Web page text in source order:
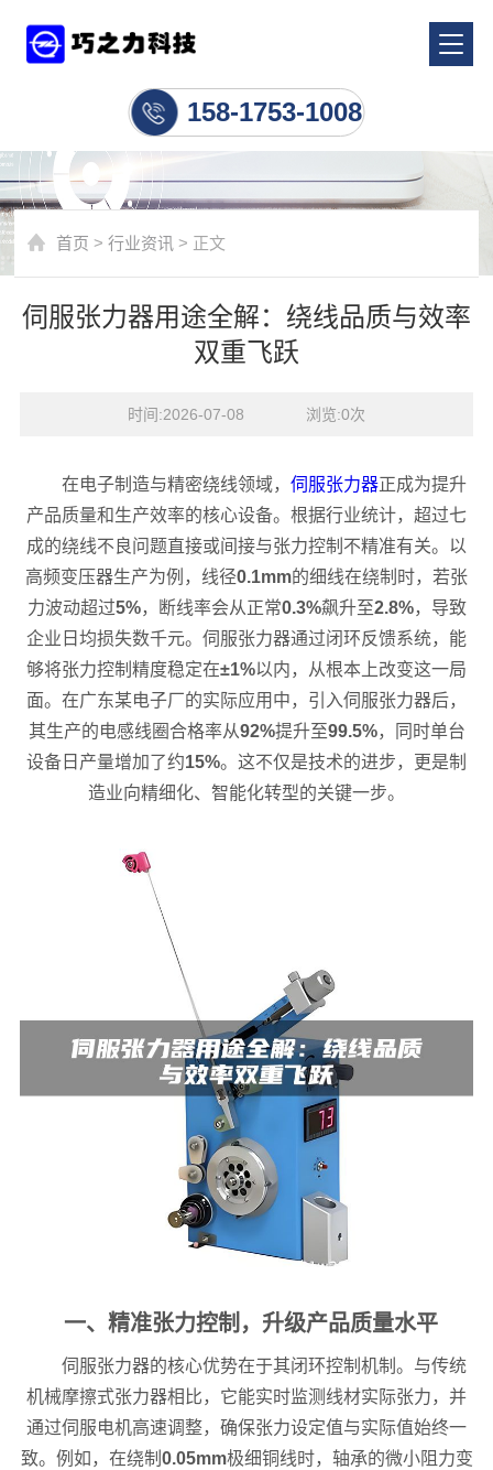
158-1753-1008
首页 >行业资讯 > 正文
伺服张力器用途全解：绕线品质与效率
双重飞跃
时间:2026-07-08    浏览:0次
在电子制造与精密绕线领域， 伺服张力器正成为提升
产品质量和生产效率的核心设备。根据行业统计，超过七
成的绕线不良问题直接或间接与张力控制不精准有关。以
高频变压器生产为例，线径0.1mm的细线在绕制时，若张
力波动超过5%，断线率会从正常0.3%飙升至2.8%，导致
企业日均损失数千元。伺服张力器通过闭环反馈系统，能
够将张力控制精度稳定在±1%以内，从根本上改变这一局
面。在广东某电子厂的实际应用中，引入伺服张力器后，
其生产的电感线圈合格率从92%提升至99.5%，同时单台
设备日产量增加了约15%。这不仅是技术的进步，更是制
造业向精细化、智能化转型的关键一步。
一、精准张力控制，升级产品质量水平
伺服张力器的核心优势在于其闭环控制机制。与传统
机械摩擦式张力器相比，它能实时监测线材实际张力，并
通过伺服电机高速调整，确保张力设定值与实际值始终一
致。例如，在绕制 0.05mm极细铜线时，轴承的微小阻力变